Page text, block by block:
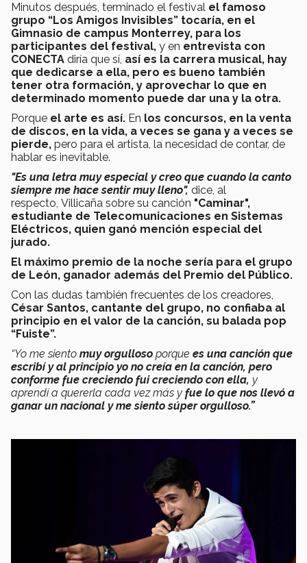
Minutos después, terminado el festival el famoso
grupo “Los Amigos Invisibles” tocaría, en el
Gimnasio de campus Monterrey, para los
participantes del festival, y en entrevista con
CONECTA diría que sí, así es la carrera musical, hay
que dedicarse a ella, pero es bueno también
tener otra formación, y aprovechar lo que en
determinado momento puede dar una y la otra.
Porque el arte es así. En los concursos, en la venta
de discos, en la vida, a veces se gana y a veces se
pierde, pero para el artista, la necesidad de contar, de
hablar es inevitable.
"Es una letra muy especial y creo que cuando la canto
siempre me hace sentir muy lleno", dice, al
respecto, Villicaña sobre su canción "Caminar",
estudiante de Telecomunicaciones en Sistemas
Eléctricos, quien ganó mención especial del
jurado.
El máximo premio de la noche sería para el grupo
de León, ganador además del Premio del Público.
Con las dudas también frecuentes de los creadores,
César Santos, cantante del grupo, no confiaba al
principio en el valor de la canción, su balada pop
“Fuiste”.
“Yo me siento muy orgulloso porque es una canción que
escribí y al principio yo no creía en la canción, pero
conforme fue creciendo fui creciendo con ella, y
aprendí a quererla cada vez más y fue lo que nos llevó a
ganar un nacional y me siento súper orgulloso.”